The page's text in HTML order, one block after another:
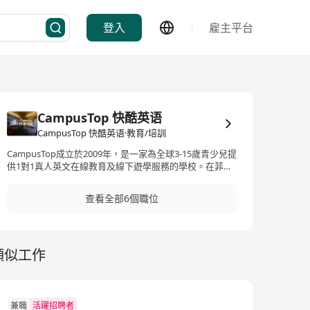
登入 雇主平台
CampusTop 快酷英语
CampusTop 快酷英语·教育/培訓
CampusTop成立於2009年，是一家為全球3-15歲青少兒提
供1對1真人英文在線教育及線下遊學服務的學校。在菲律
師資累計超 3200+位，截止至2025年5月累計授課超4080
萬堂。學校採用統一管理的全職外教，統一培訓標準對師
gateway to the world」。
查看全部6個職位
似工作
兼職 活躍招聘者